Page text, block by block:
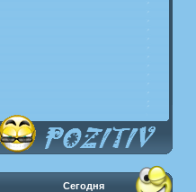
Сегодня